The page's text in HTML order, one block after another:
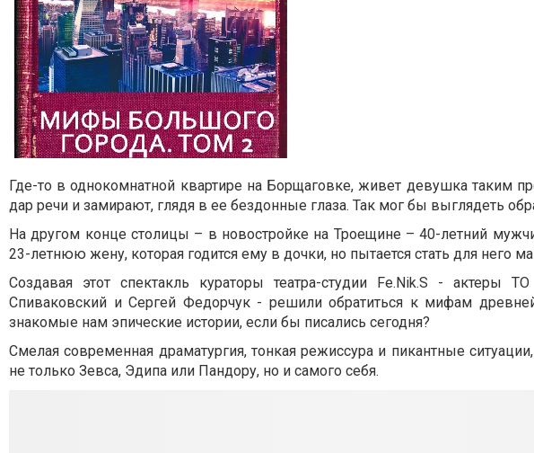
Где-то в однокомнатной квартире на Борщаговкe, живет девушка таким
дар речи и замирают, глядя в ее бездонные глаза. Так мог бы выглядеть
На другом конце столицы – в новостройке на Троещине – 40-летний
23-летнюю жену, которая годится ему в дочки, но пытается стать для него
Создавая этот спектакль кураторы театра-студии Fe.Nik.S - актеры
Спиваковский и Сергей Федорчук - решили обратиться к мифам
знакомые нам эпические истории, если бы писались сегодня?
Смелая современная драматургия, тонкая режиссура и пикантные
не только Зевса, Эдипа или Пандору, но и самого себя.